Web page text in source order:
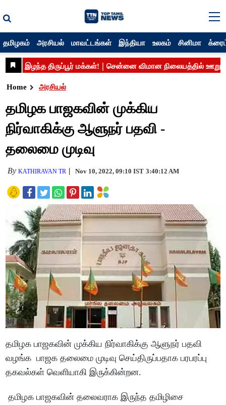
தமிழகம் அரசியல் மாவட்டங்கள் இந்தியா உலகம் சினிமா
Home அரசியல்
தமிழக பாஜகவின் முக்கிய
நிர்வாகிக்கு ஆளுநர் பதவி -
தலைமை முடிவு
ByKATHIRAVAN TR Nov 10, 2022, 09:10 IST 3:40:12 AM
தமிழக பாஜகவின் முக்கிய நிர்வாகிக்கு ஆளுநர் பதவி
வழங்க பாஜக தலைமை முடிவு செய்திருப்பதாக பரபரப்பு
தகவல்கள் வெளியாகி இருக்கின்றன.
தமிழக பாஜகவின் தலைவராக இருந்த தமிழிசை